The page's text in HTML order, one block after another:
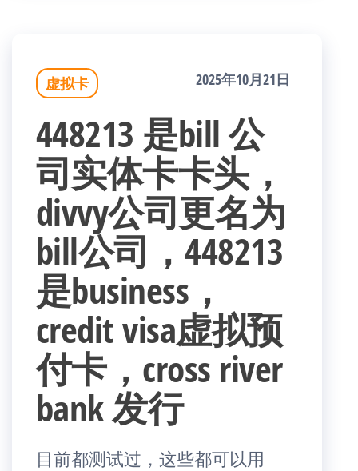
虚拟卡 2025年10月21日
448213 是bill 公
司实体卡卡头，
divvy公司更名为
bill公司，448213
是business，
credit visa虚拟预
付卡，cross river
bank 发行
目前都测试过，这些都可以用